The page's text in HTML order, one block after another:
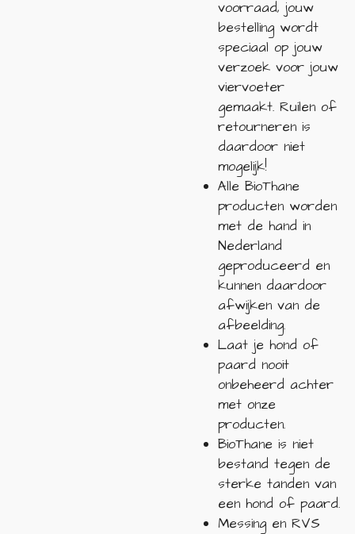
voorraad, jouw
bestelling wordt
speciaal op jouw
verzoek voor jouw
viervoeter
gemaakt. Ruilen of
retourneren is
daardoor niet
mogelijk!
Alle BioThane
producten worden
met de hand in
Nederland
geproduceerd en
kunnen daardoor
afwijken van de
afbeelding.
Laat je hond of
paard nooit
onbeheerd achter
met onze
producten.
BioThane is niet
bestand tegen de
sterke tanden van
een hond of paard.
Messing en RVS